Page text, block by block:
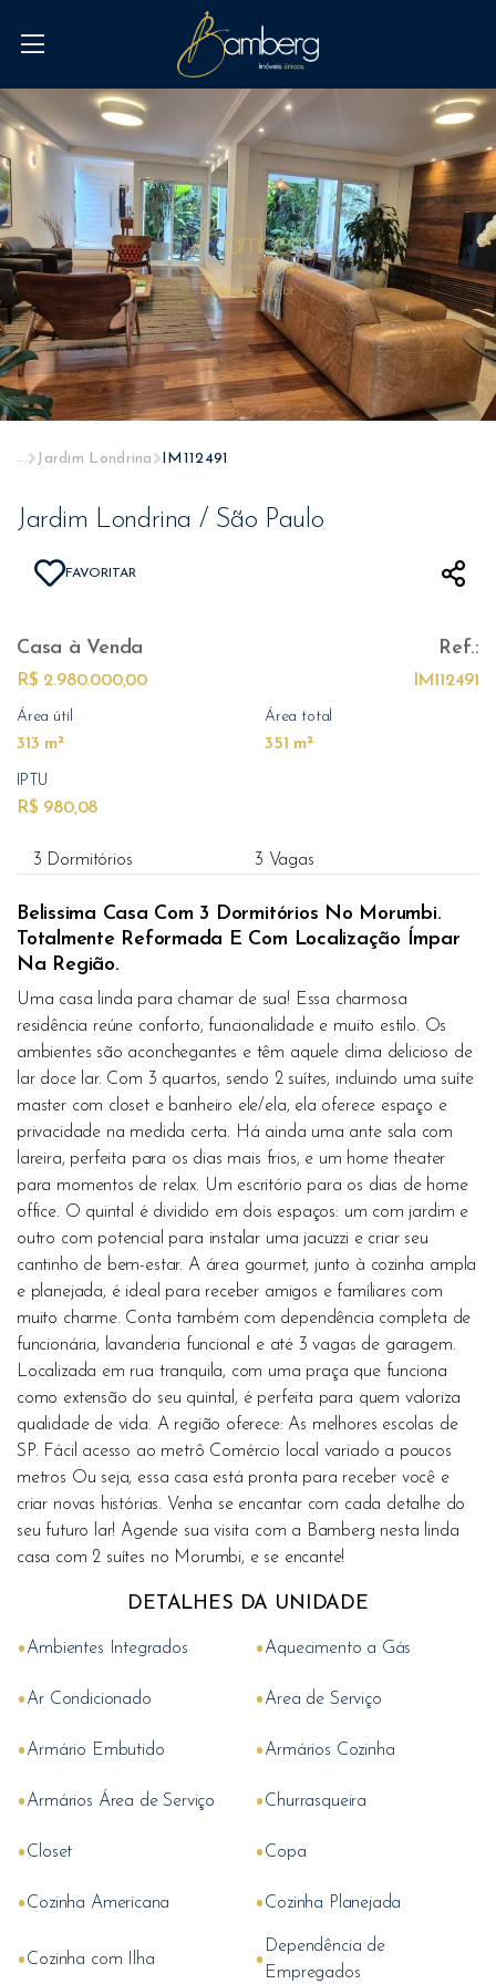
... Jardim Londrina IM112491
Jardim Londrina / São Paulo
FAVORITAR
Casa à Venda
R$ 2.980.000,00
Ref.:
IM112491
Área útil
313 m²
Área total
351 m²
IPTU
R$ 980,08
3 Dormitórios 3 Vagas
Belissima Casa Com 3 Dormitórios No Morumbi.
Totalmente Reformada E Com Localização Ímpar
Na Região.
Uma casa linda para chamar de sua! Essa charmosa
residência reúne conforto, funcionalidade e muito estilo. Os
ambientes são aconchegantes e têm aquele clima delicioso de
lar doce lar. Com 3 quartos, sendo 2 suítes, incluindo uma suíte
master com closet e banheiro ele/ela, ela oferece espaço e
privacidade na medida certa. Há ainda uma ante sala com
lareira, perfeita para os dias mais frios, e um home theater
para momentos de relax. Um escritório para os dias de home
office. O quintal é dividido em dois espaços: um com jardim e
outro com potencial para instalar uma jacuzzi e criar seu
cantinho de bem-estar. A área gourmet, junto à cozinha ampla
e planejada, é ideal para receber amigos e famíliares com
muito charme. Conta também com dependência completa de
funcionária, lavanderia funcional e até 3 vagas de garagem.
Localizada em rua tranquila, com uma praça que funciona
como extensão do seu quintal, é perfeita para quem valoriza
qualidade de vida. A região oferece: As melhores escolas de
SP. Fácil acesso ao metrô Comércio local variado a poucos
metros Ou seja, essa casa está pronta para receber você e
criar novas histórias. Venha se encantar com cada detalhe do
seu futuro lar! Agende sua visita com a Bamberg nesta linda
casa com 2 suítes no Morumbi, e se encante!
DETALHES DA UNIDADE
•Ambientes Integrados •Aquecimento a Gás
•Ar Condicionado •Area de Serviço
•Armário Embutido •Armários Cozinha
•Armários Área de Serviço •Churrasqueira
•Closet •Copa
•Cozinha Americana •Cozinha Planejada
•Cozinha com Ilha • Dependência de
Empregados